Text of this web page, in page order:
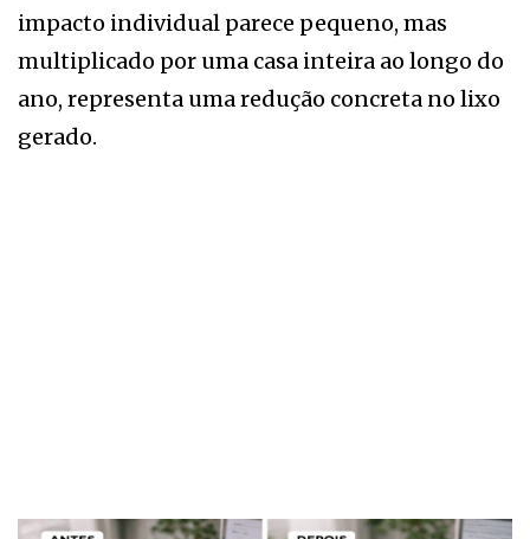
impacto individual parece pequeno, mas
multiplicado por uma casa inteira ao longo do
ano, representa uma redução concreta no lixo
gerado.